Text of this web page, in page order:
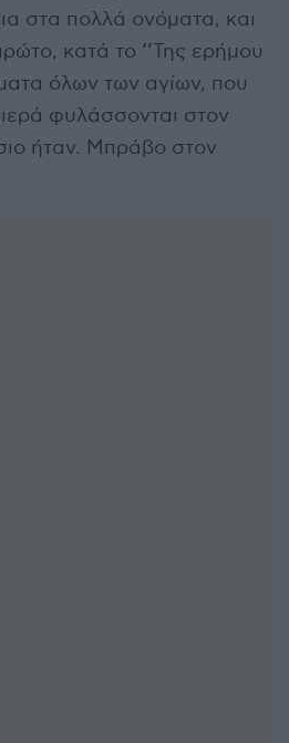
στα πολλά ονόματα, και
κατά το ‘’Της ερήμου
όλων των αγίων, που
φυλάσσονται στον
ήταν. Μπράβο στον